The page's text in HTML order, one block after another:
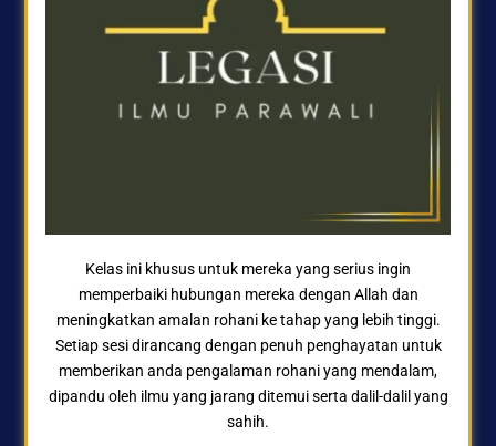
Kelas ini khusus untuk mereka yang serius ingin
memperbaiki hubungan mereka dengan Allah dan
meningkatkan amalan rohani ke tahap yang lebih tinggi.
Setiap sesi dirancang dengan penuh penghayatan untuk
memberikan anda pengalaman rohani yang mendalam,
dipandu oleh ilmu yang jarang ditemui serta dalil-dalil yang
sahih.